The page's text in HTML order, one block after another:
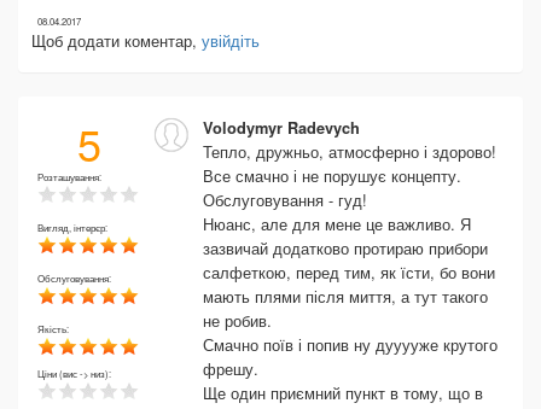
08.04.2017
Щоб додати коментар, увійдіть
5
Розташування:
Вигляд, інтерєр:
Обслуговування:
Якість:
Ціни (вис -> низ):
Volodymyr Radevych
Тепло, дружньо, атмосферно і здорово!
Все смачно і не порушує концепту.
Обслуговування - гуд!
Нюанс, але для мене це важливо. Я
зазвичай додатково протираю прибори
салфеткою, перед тим, як їсти, бо вони
мають плями після миття, а тут такого
не робив.
Смачно поїв і попив ну дууууже крутого
фрешу.
Ще один приємний пункт в тому, що в